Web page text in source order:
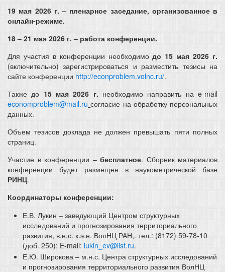
19 мая 2026 г.– пленарное заседание, организованное в
онлайн-режиме.
18 – 21 мая 2026 г.– работа конференции.
Для участия в конференции необходимодо 15 мая 2026 г.
(включительно) зарегистрироваться и разместить тезисы на
сайте конференции http://econproblem.volnc.ru/.
Также до 15 мая 2026 г. необходимо направить на e-mail
economproblem@mail.ru согласие на обработку персональных
данных.
Объем тезисов доклада не должен превышать пяти полных
страниц.
Участие в конференции – бесплатное. Сборник материалов
конференции будет размещен в наукометрической базе
РИНЦ.
Координаторы конференции:
Е.В. Лукин – заведующий Центром структурных
исследований и прогнозирования территориального
развития, в.н.с. к.э.н. ВолНЦ РАН,. тел.: (8172) 59-78-10
(доб. 250); E-mail: lukin_ev@list.ru.
Е.Ю. Широкова – м.н.с. Центра структурных исследований
и прогнозирования территориального развития ВолНЦ